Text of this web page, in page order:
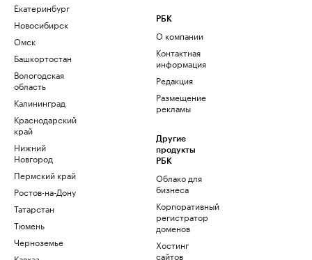
Екатеринбург
Новосибирск
Омск
Башкортостан
Вологодская
область
Калининград
Краснодарский
край
Нижний
Новгород
Пермский край
Ростов-на-Дону
Татарстан
Тюмень
Черноземье
РБК
О компании
Контактная
информация
Редакция
Размещение
рекламы
Другие
продукты
РБК
Облако для
бизнеса
Корпоративный
регистратор
доменов
Хостинг
сайтов